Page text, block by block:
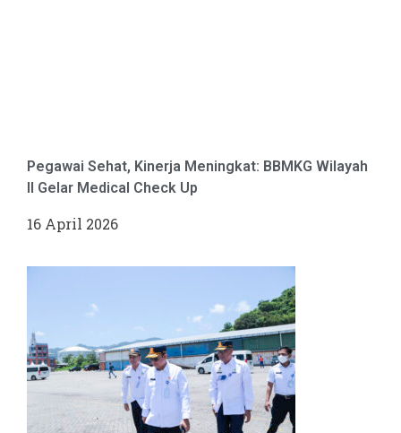
Pegawai Sehat, Kinerja Meningkat: BBMKG Wilayah
II Gelar Medical Check Up
16 April 2026